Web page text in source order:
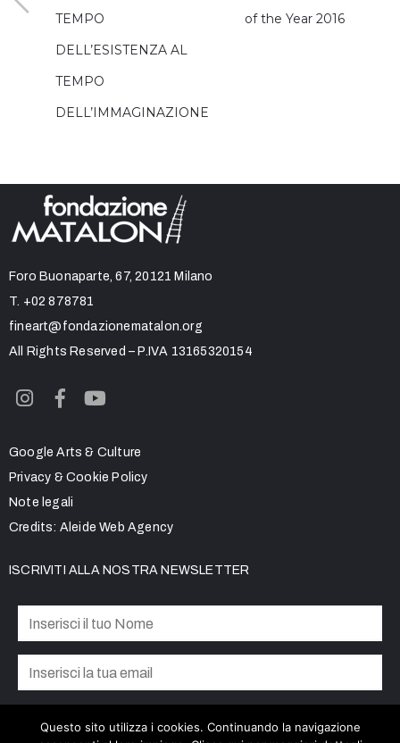
TEMPO
DELL’ESISTENZA AL
TEMPO
DELL’IMMAGINAZIONE
of the Year 2016
Foro Buonaparte, 67, 20121 Milano
T. +02 878781
fineart@fondazionematalon.org
All Rights Reserved – P.IVA 13165320154
Google Arts & Culture
Privacy & Cookie Policy
Note legali
Credits: Aleide Web Agency
ISCRIVITI ALLA NOSTRA NEWSLETTER
Questo sito utilizza i cookies. Continuando la navigazione